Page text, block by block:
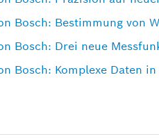
Bosch: Bestimmung von
Bosch: Drei neue
Bosch: Komplexe Daten in